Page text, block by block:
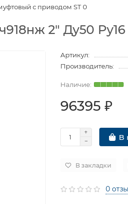
с приводом ST 0
2″ Ду50
Артикул:
Производитель:
96395 ₽
В
В закладки
0